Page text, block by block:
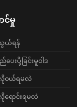
င်မှု
ရန်
ပေးပို့ခြင်းမူဝါဒ
ယ်ရမလဲ
ောင်းရမလဲ